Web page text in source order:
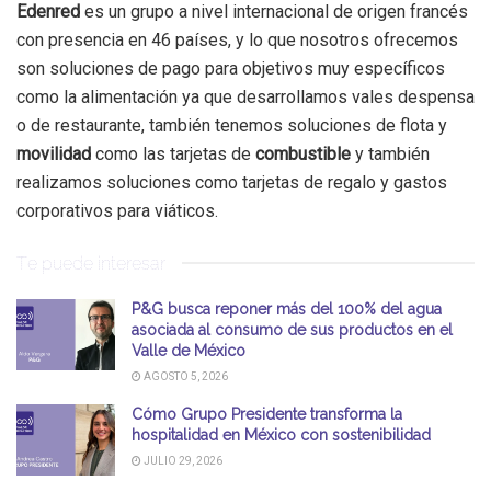
Edenred es un grupo a nivel internacional de origen francés
con presencia en 46 países, y lo que nosotros ofrecemos
son soluciones de pago para objetivos muy específicos
como la alimentación ya que desarrollamos vales despensa
o de restaurante, también tenemos soluciones de flota y
movilidad como las tarjetas de combustible y también
realizamos soluciones como tarjetas de regalo y gastos
corporativos para viáticos.
Te puede interesar
P&G busca reponer más del 100% del agua
asociada al consumo de sus productos en el
Valle de México
AGOSTO 5, 2026
Cómo Grupo Presidente transforma la
hospitalidad en México con sostenibilidad
JULIO 29, 2026